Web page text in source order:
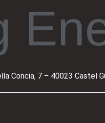
Concia, 7 – 40023 Castel